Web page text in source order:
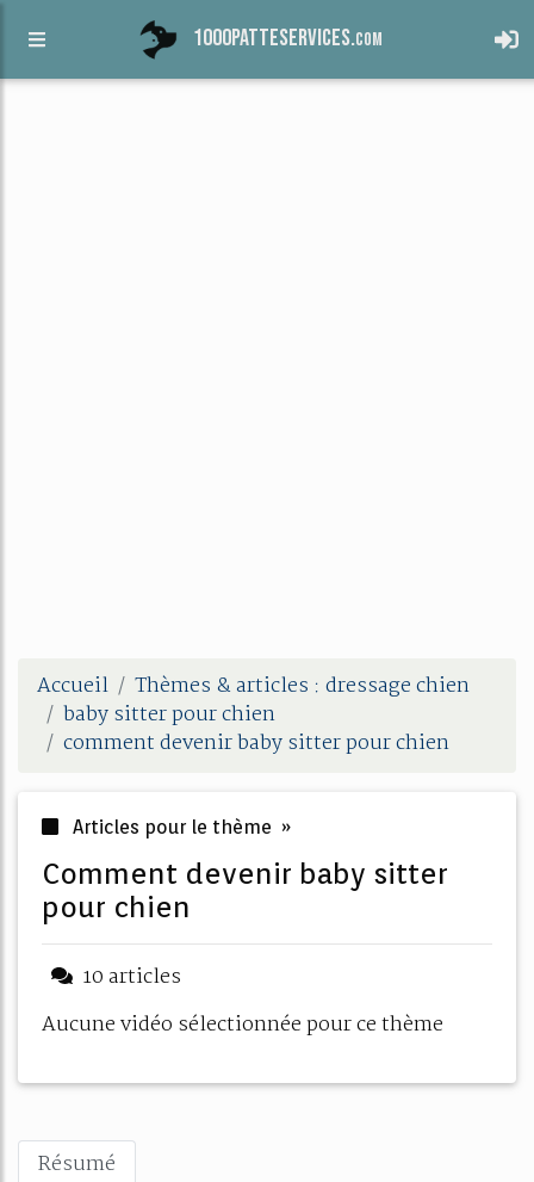
1000patteservices.com
Accueil
Thèmes & articles : dressage chien
baby sitter pour chien
comment devenir baby sitter pour chien
Articles pour le thème »
comment devenir baby sitter
pour chien
10 articles
Aucune vidéo sélectionnée pour ce thème
Résumé